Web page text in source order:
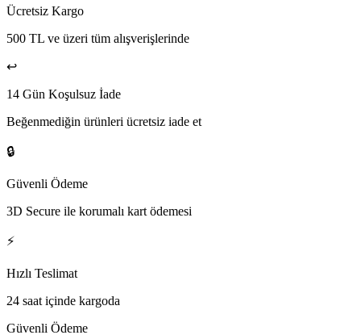
Ücretsiz Kargo
500 TL ve üzeri tüm alışverişlerinde
↩️
14 Gün Koşulsuz İade
Beğenmediğin ürünleri ücretsiz iade et
🔒
Güvenli Ödeme
3D Secure ile korumalı kart ödemesi
⚡
Hızlı Teslimat
24 saat içinde kargoda
Güvenli Ödeme